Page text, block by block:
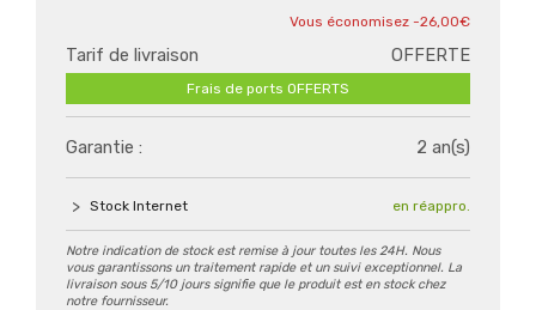
-26,00€
Tarif de livraison OFFERTE
Frais de ports OFFERTS
Garantie : 2 an(s)
Stock Internet en réappro.
Notre indication de stock est remise à jour toutes les 24H. Nous
vous garantissons un traitement rapide et un suivi exceptionnel. La
livraison sous 5/10 jours signifie que le produit est en stock chez
notre fournisseur.